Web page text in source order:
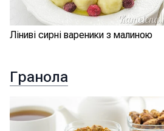
Ліниві сирні вареники з малиною
Гранола